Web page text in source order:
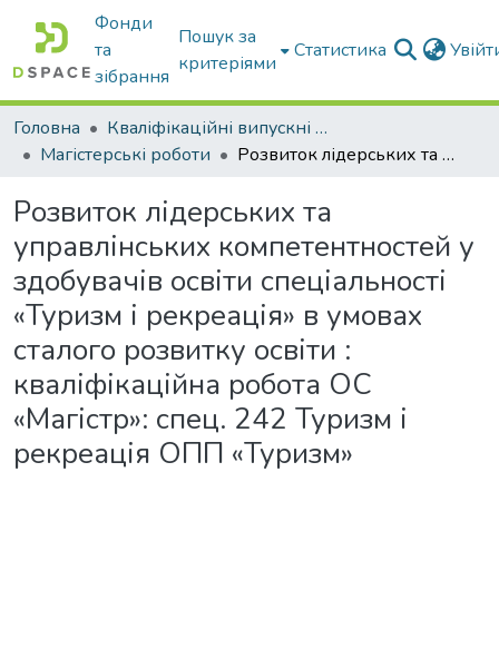
Фонди
та
зібрання
Пошук за
критеріями
Статистика
Головна
Кваліфікаційні випускні роботи бакалаврів і магістрів
Магістерські роботи
Розвиток лідерських та управлінських компетентностей у здобувачів освіти спеціальності «Туризм і рекреація» в умовах сталого розвитку освіти : кваліфікаційна робота ОС «Магістр»: спец. 242 Туризм і рекреація ОПП «Туризм»
Розвиток лідерських та
управлінських компетентностей у
здобувачів освіти спеціальності
«Туризм і рекреація» в умовах
сталого розвитку освіти :
кваліфікаційна робота ОС
«Магістр»: спец. 242 Туризм і
рекреація ОПП «Туризм»